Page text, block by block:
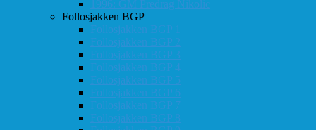
1996: GM Predrag Nikolic
Follosjakken BGP
Follosjakken BGP 1
Follosjakken BGP 2
Follosjakken BGP 3
Follosjakken BGP 4
Follosjakken BGP 5
Follosjakken BGP 6
Follosjakken BGP 7
Follosjakken BGP 8